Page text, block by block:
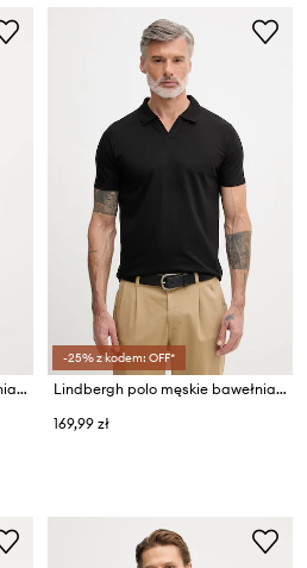
Lindbergh polo męskie bawełniane z elastanem
-25% z kodem: OFF*
Lindbergh polo męskie bawełniane z elastanem
169,99 zł